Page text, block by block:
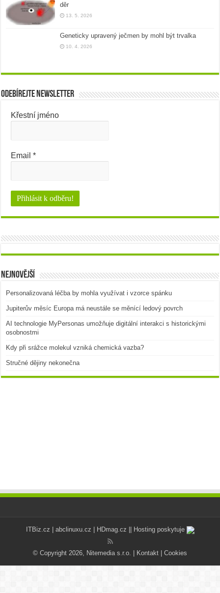
děr
13. 5. 2026
Geneticky upravený ječmen by mohl být trvalka
10. 4. 2026
Odebírejte newsletter
Křestní jméno
Email*
Nejnovější
Personalizovaná léčba by mohla využívat i vzorce spánku
Jupiterův měsíc Europa má neustále se měnící ledový povrch
AI technologie MyPersonas umožňuje digitální interakci s historickými
osobnostmi
Kdy při srážce molekul vzniká chemická vazba?
Stručné dějiny nekonečna
ITBiz.cz abclinuxu.cz HDmag.cz || Hosting poskytuje
© Copyright 2026, Nitemedia s.r.o. | Kontakt Cookies